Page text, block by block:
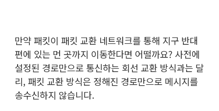
만약 패킷이 패킷 교환 네트워크를 통해 지구 반대
편에 있는 먼 곳까지 이동한다면 어떨까요? 사전에
설정된 경로만으로 통신하는 회선 교환 방식과는 달
리, 패킷 교환 방식은 정해진 경로만으로 메시지를
송수신하지 않습니다.